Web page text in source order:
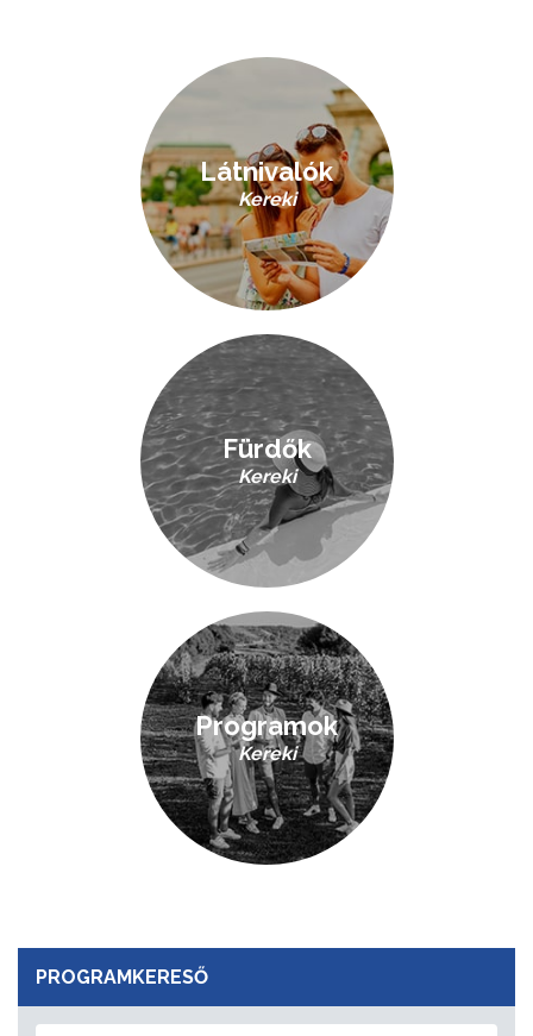
PROGRAMKERESŐ
Látnivalók
Kereki
Fürdők
Kereki
Programok
Kereki